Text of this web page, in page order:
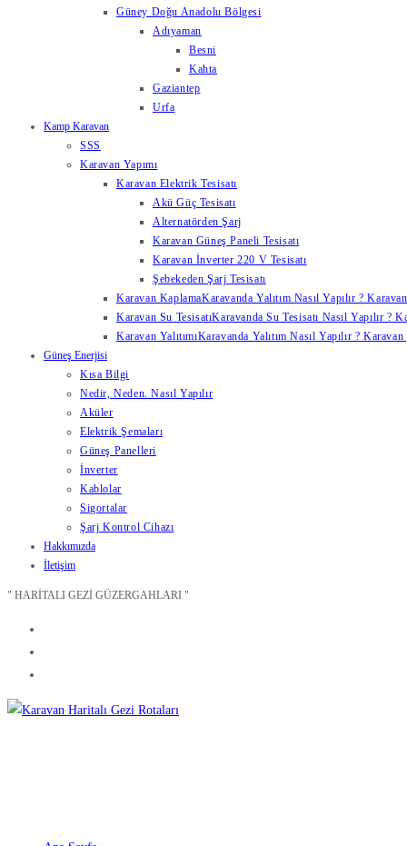
Güney Doğu Anadolu Bölgesi
Adıyaman
Besni
Kahta
Gaziantep
Urfa
Kamp Karavan
SSS
Karavan Yapımı
Karavan Elektrik Tesisatı
Akü Güç Tesisatı
Alternatörden Şarj
Karavan Güneş Paneli Tesisatı
Karavan İnverter 220 V Tesisatı
Şebekeden Şarj Tesisatı
Karavan KaplamaKaravanda Yalıtım Nasıl Yapılır ?
Karavan Su TesisatıKaravanda Su Tesisatı Nasıl Yapılır ?
Karavan YalıtımıKaravanda Yalıtım Nasıl Yapılır ?
Güneş Enerjisi
Kısa Bilgi
Nedir, Neden. Nasıl Yapılır
Aküler
Elektrik Şemaları
Güneş Panelleri
İnverter
Kablolar
Sigortalar
Şarj Kontrol Cihazı
Hakkımızda
İletişim
" HARİTALI GEZİ GÜZERGAHLARI "